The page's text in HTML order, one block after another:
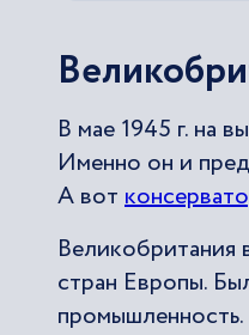
В мае 1945 г. на
Именно он и
А вот
стран Европы.